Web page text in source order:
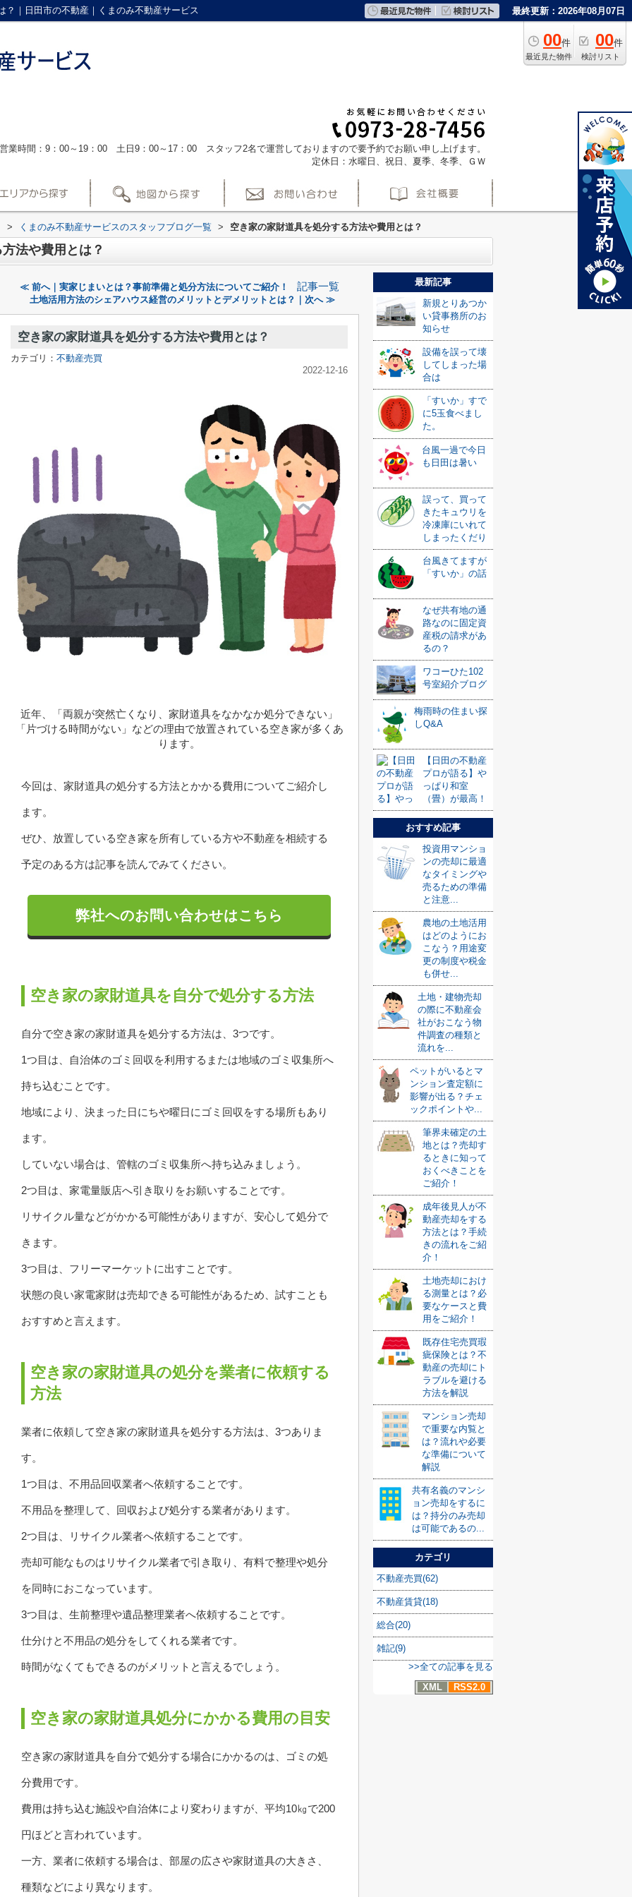
？｜日田市の不動産｜くまのみ不動産サービス 最終更新：2026年08月07日
00件
最近見た物件
00件
検討リスト
営業時間：9：00～19：00 土日9：00～17：00 スタッフ2名で運営しておりますので要予約でお願い申し上げます。
定休日：水曜日、祝日、夏季、冬季、ＧＷ
> くまのみ不動産サービスのスタッフブログ一覧 > 空き家の家財道具を処分する方法や費用とは？
法や費用とは？
≪ 前へ｜実家じまいとは？事前準備と処分方法についてご紹介！ 記事一覧
土地活用方法のシェアハウス経営のメリットとデメリットとは？｜次へ ≫
空き家の家財道具を処分する方法や費用とは？
カテゴリ： 不動産売買
2022-12-16
近年、
「両親が突然亡くなり、家財道具をなかなか処分できない」
「片づける時間がない」などの理由で放置されている空き家が多くあ
ります。
今回は、家財道具の処分する方法とかかる費用についてご紹介し
ます。
ぜひ、放置している空き家を所有している方や不動産を相続する
予定のある方は記事を読んでみてください。
弊社へのお問い合わせはこちら
空き家の家財道具を自分で処分する方法
自分で空き家の家財道具を処分する方法は、3つです。
1つ目は、自治体のゴミ回収を利用するまたは地域のゴミ収集所へ
持ち込むことです。
地域により、決まった日にちや曜日にゴミ回収をする場所もあり
ます。
していない場合は、管轄のゴミ収集所へ持ち込みましょう。
2つ目は、家電量販店へ引き取りをお願いすることです。
リサイクル量などがかかる可能性がありますが、安心して処分で
きます。
3つ目は、フリーマーケットに出すことです。
状態の良い家電家財は売却できる可能性があるため、試すことも
おすすめと言えます。
空き家の家財道具の処分を業者に依頼する
方法
業者に依頼して空き家の家財道具を処分する方法は、3つありま
す。
1つ目は、不用品回収業者へ依頼することです。
不用品を整理して、回収および処分する業者があります。
2つ目は、リサイクル業者へ依頼することです。
売却可能なものはリサイクル業者で引き取り、有料で整理や処分
を同時におこなっています。
3つ目は、生前整理や遺品整理業者へ依頼することです。
仕分けと不用品の処分をしてくれる業者です。
時間がなくてもできるのがメリットと言えるでしょう。
空き家の家財道具処分にかかる費用の目安
空き家の家財道具を自分で処分する場合にかかるのは、ゴミの処
分費用です。
費用は持ち込む施設や自治体により変わりますが、平均10㎏で200
円ほどと言われています。
一方、業者に依頼する場合は、部屋の広さや家財道具の大きさ、
種類などにより異なります。
最新記事
新規とりあつか
い貸事務所のお
知らせ
設備を誤って壊
してしまった場
合は
「すいか」すで
に5玉食べまし
た。
台風一過で今日
も日田は暑い
誤って、買って
きたキュウリを
冷凍庫にいれて
しまったくだり
台風きてますが
「すいか」の話
なぜ共有地の通
路なのに固定資
産税の請求があ
るの？
ワコーひた102
号室紹介ブログ
梅雨時の住まい探
しQ&A
【日田の不動産
プロが語る】や
っぱり和室
（畳）が最高！
おすすめ記事
投資用マンショ
ンの売却に最適
なタイミングや
売るための準備
と注意...
農地の土地活用
はどのようにお
こなう？用途変
更の制度や税金
も併せ...
土地・建物売却
の際に不動産会
社がおこなう物
件調査の種類と
流れを...
ペットがいるとマ
ンション査定額に
影響が出る？チェ
ックポイントや...
筆界未確定の土
地とは？売却す
るときに知って
おくべきことを
ご紹介！
成年後見人が不
動産売却をする
方法とは？手続
きの流れをご紹
介！
土地売却におけ
る測量とは？必
要なケースと費
用をご紹介！
既存住宅売買瑕
疵保険とは？不
動産の売却にト
ラブルを避ける
方法を解説
マンション売却
で重要な内覧と
は？流れや必要
な準備について
解説
共有名義のマンシ
ョン売却をするに
は？持分のみ売却
は可能であるの...
カテゴリ
不動産売買(62)
不動産賃貸(18)
総合(20)
雑記(9)
>>全ての記事を見る
XML
RSS2.0